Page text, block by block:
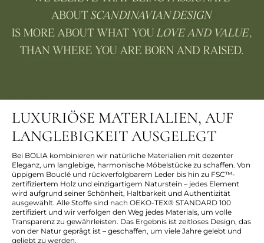
LUXURIÖSE MATERIALIEN, AUF
LANGLEBIGKEIT AUSGELEGT
Bei BOLIA kombinieren wir natürliche Materialien mit dezenter
Eleganz, um langlebige, harmonische Möbelstücke zu schaffen. Von
üppigem Bouclé und rückverfolgbarem Leder bis hin zu FSC™-
zertifiziertem Holz und einzigartigem Naturstein – jedes Element
wird aufgrund seiner Schönheit, Haltbarkeit und Authentizität
ausgewählt. Alle Stoffe sind nach OEKO-TEX® STANDARD 100
zertifiziert und wir verfolgen den Weg jedes Materials, um volle
Transparenz zu gewährleisten. Das Ergebnis ist zeitloses Design, das
von der Natur geprägt ist – geschaffen, um viele Jahre gelebt und
geliebt zu werden.